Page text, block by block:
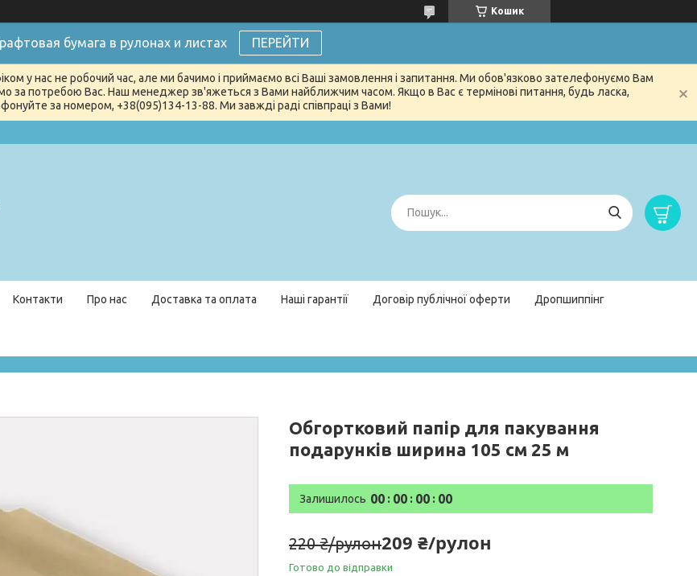
Кошик
бумага в рулонах и листах ПЕРЕЙТИ
у нас не робочий час, але ми бачимо і приймаємо всі Ваші замовлення і запитання. Ми обов'язково зателефонуємо Вам
за потребою Вас. Наш менеджер зв'яжеться з Вами найближчим часом. Якщо в Вас є термінові питання, будь ласка,
за номером, +38(095)134-13-88. Ми завжді раді співпраці з Вами!
Контакти Про нас Доставка та оплата Наші гарантії Договір публічної оферти Дропшиппінг
Обгортковий папір для пакування
подарунків ширина 105 см 25 м
Залишилось 00 00 00 00
220 ₴/рулон209 ₴/рулон
Готово до відправки